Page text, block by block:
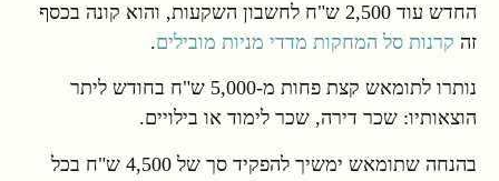
החדש עוד 2,500 ש"ח לחשבון השקעות, והוא קונה בכסף
זה קרנות סל המחקות מדדי מניות מובילים.
נותרו לתומאש קצת פחות מ-5,000 ש"ח בחודש ליתר
הוצאותיו: שכר דירה, שכר לימוד או בילויים.
בהנחה שתומאש ימשיך להפקיד סך של 4,500 ש"ח בכל